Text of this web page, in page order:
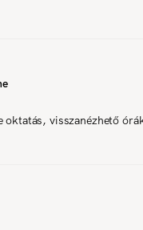
oktatás, visszanézhető